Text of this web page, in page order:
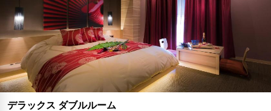
デラックス ダブルルーム